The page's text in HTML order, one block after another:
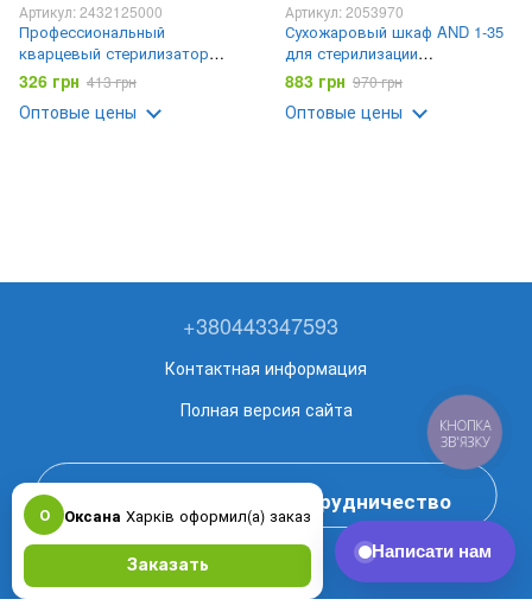
Артикул: 2432125000
Профессиональный
кварцевый стерилизатор
Tools Sterilizer Ym-910
326 грн 413 грн
Оптовые цены
Артикул: 2053970
Сухожаровый шкаф AND 1-35
для стерилизации
инструментов
883 грн 970 грн
Оптовые цены
+380443347593
Контактная информация
Полная версия сайта
Оставить заявку на сотрудничество
Рус Укр
КНОПКА
ЗВ'ЯЗКУ
О Оксана Харків оформил(а) заказ
Заказать